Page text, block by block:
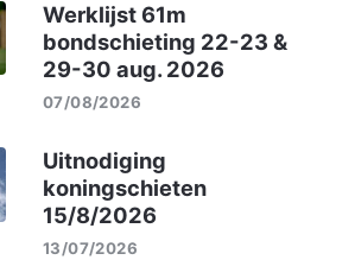
Werklijst 61m
bondschieting 22-23 &
29-30 aug. 2026
07/08/2026
Uitnodiging
koningschieten
15/8/2026
13/07/2026